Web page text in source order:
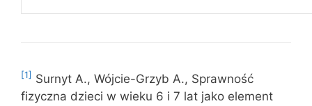
[1] Surnyt A., Wójcie-Grzyb A., Sprawność
fizyczna dzieci w wieku 6 i 7 lat jako element